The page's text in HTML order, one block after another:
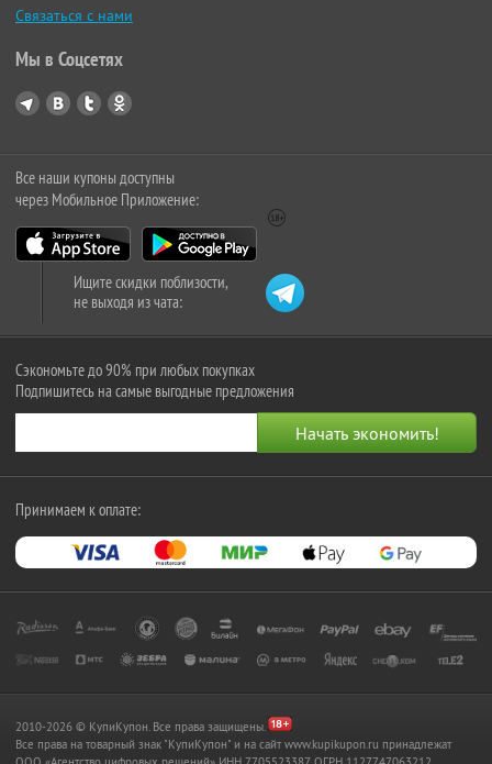
Связаться с нами
Мы в Соцсетях
Все наши купоны доступны
через Мобильное Приложение:
Ищите скидки поблизости,
не выходя из чата:
Сэкономьте до 90% при любых покупках
Подпишитесь на самые выгодные предложения
Принимаем к оплате:
2010-2026 © КупиКупон. Все права защищены.
Все права на товарный знак "КупиКупон" и на сайт www.kupikupon.ru принадлежат